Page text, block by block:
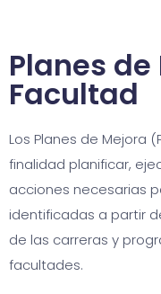
Planes
Facultad
Los Planes de Mejora
finalidad planificar,
acciones necesarias
identificadas a partir
de las carreras y
facultades.